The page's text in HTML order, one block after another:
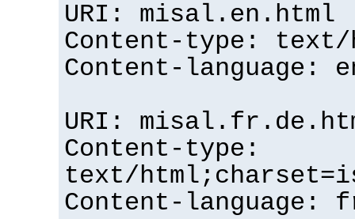
URI: misal.en.html
Content-type: text/
Content-language:
URI:
Content-type:
text/
Content-language: